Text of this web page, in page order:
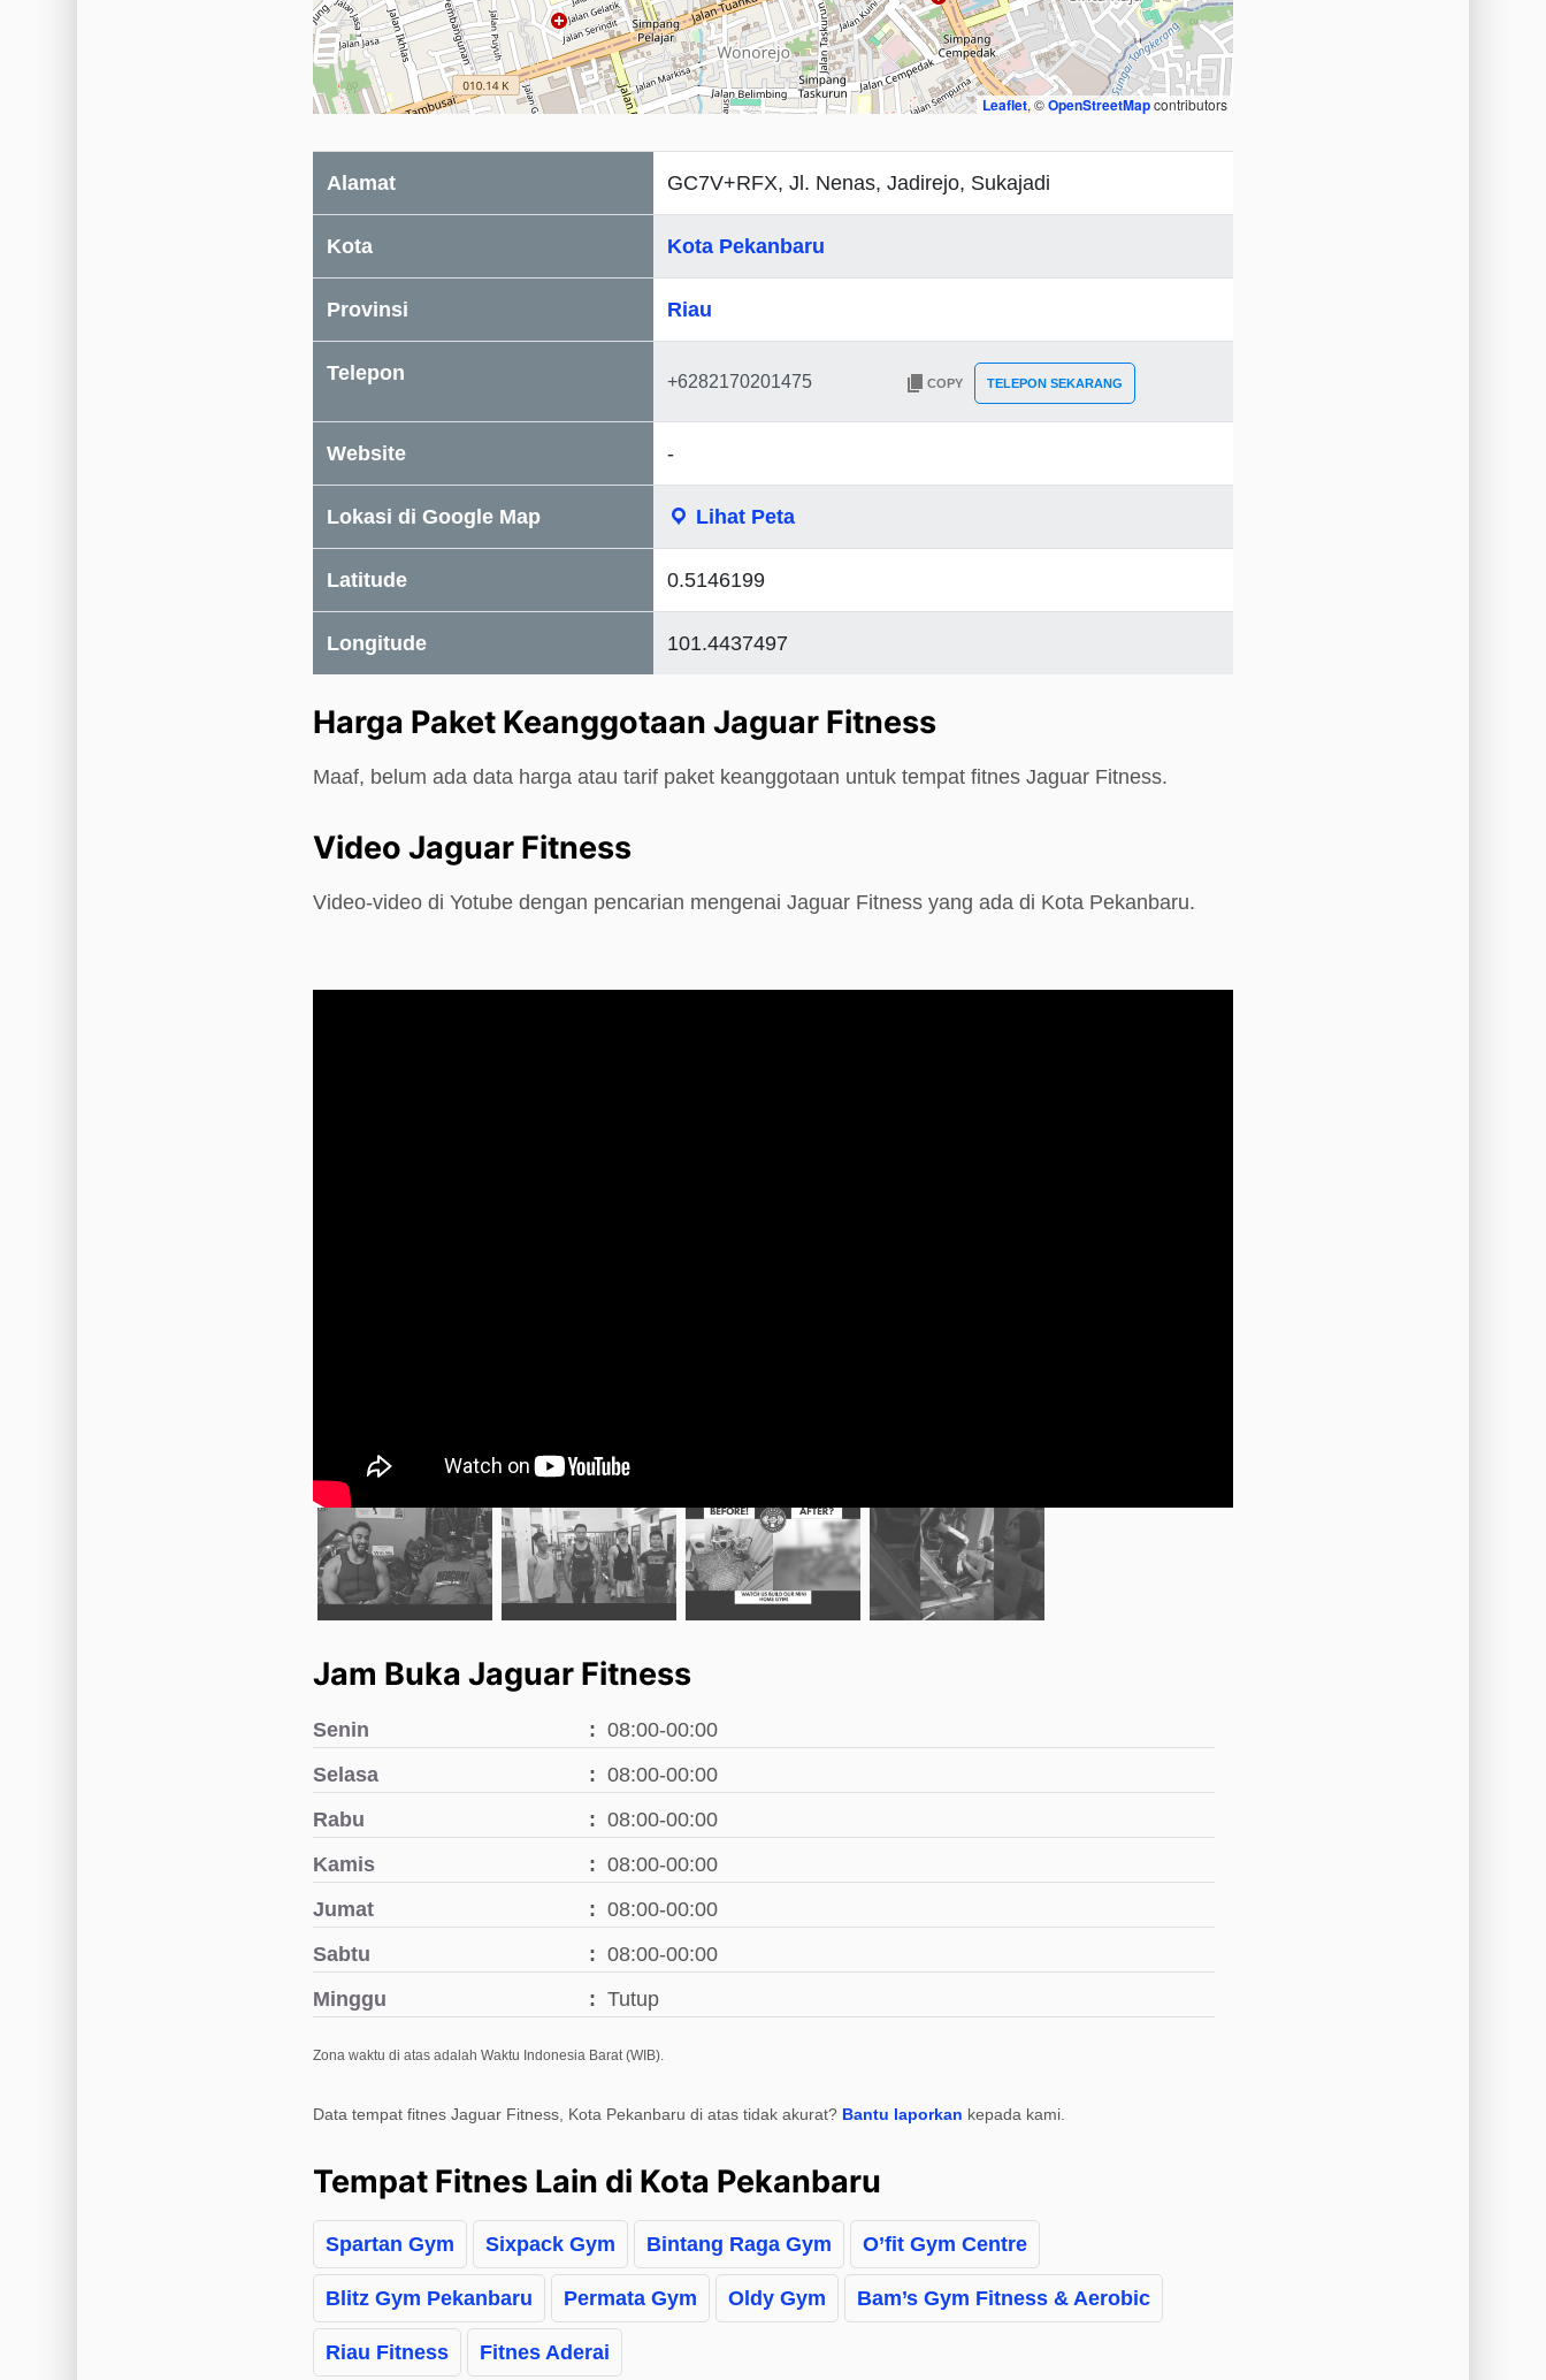
Leaflet, ©OpenStreetMapcontributors
Alamat GC7V+RFX, Jl. Nenas, Jadirejo, Sukajadi
Kota Kota Pekanbaru
Provinsi Riau
Telepon COPY TELEPON SEKARANG
Website -
Lokasi di Google Map Lihat Peta
Latitude 0.5146199
Longitude 101.4437497
Harga Paket Keanggotaan Jaguar Fitness
Maaf, belum ada data harga atau tarif paket keanggotaan untuk tempat fitnes Jaguar Fitness.
Video Jaguar Fitness
Video-video di Yotube dengan pencarian mengenai Jaguar Fitness yang ada di Kota Pekanbaru.
Jam Buka Jaguar Fitness
Senin
08:00-00:00
Selasa
08:00-00:00
Rabu
08:00-00:00
Kamis
08:00-00:00
Jumat
08:00-00:00
Sabtu
08:00-00:00
Minggu
Tutup
Zona waktu di atas adalah Waktu Indonesia Barat (WIB).
Data tempat fitnes Jaguar Fitness, Kota Pekanbaru di atas tidak akurat? Bantu laporkan kepada kami.
Tempat Fitnes Lain di Kota Pekanbaru
Spartan Gym Sixpack Gym Bintang Raga Gym O’fit Gym Centre
Blitz Gym Pekanbaru Permata Gym Oldy Gym Bam’s Gym Fitness & Aerobic
Riau Fitness Fitnes Aderai